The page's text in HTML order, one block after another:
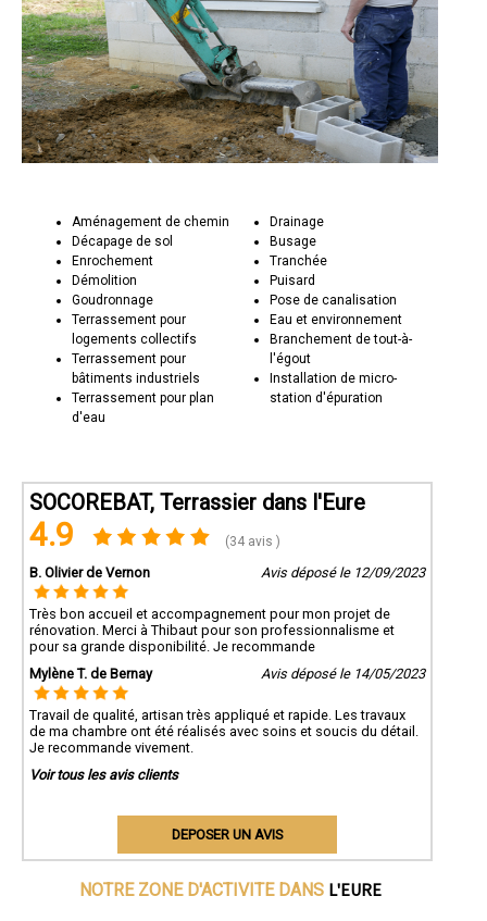
Aménagement de chemin
Décapage de sol
Enrochement
Démolition
Goudronnage
Terrassement pour
logements collectifs
Terrassement pour
bâtiments industriels
Terrassement pour plan
d'eau
Drainage
Busage
Tranchée
Puisard
Pose de canalisation
Eau et environnement
Branchement de tout-à-
l'égout
Installation de micro-
station d'épuration
SOCOREBAT, Terrassier dans l'Eure
4.9 (34 avis )
B. Olivier de Vernon Avis déposé le 12/09/2023
Très bon accueil et accompagnement pour mon projet de
rénovation. Merci à Thibaut pour son professionnalisme et
pour sa grande disponibilité. Je recommande
Mylène T. de Bernay
Avis déposé le 14/05/2023
Travail de qualité, artisan très appliqué et rapide. Les travaux
de ma chambre ont été réalisés avec soins et soucis du détail.
Je recommande vivement.
Voir tous les avis clients
DEPOSER UN AVIS
NOTRE ZONE D'ACTIVITE DANS L'EURE